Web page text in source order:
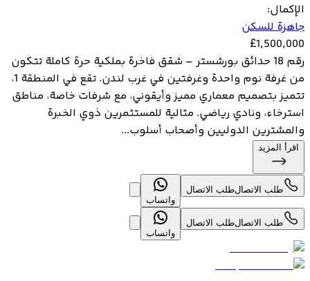
الإكمال:
جاهزة للسكن
£1,500,000
رقم 18 حدائق بورشستر – شقق فاخرة بملكية حرة كاملة تتكون
من غرفة نوم واحدة وغرفتين في غرب لندن. تقع في المنطقة 1،
تتميز بتصميم معماري مميز وأيقوني، مع شرفات خاصة، مناطق
استرخاء، ونادي رياضي. مثالية للمستثمرين ذوي الخبرة
والمشترين الدوليين وأصحاب أسلوب...
اقرأ المزيد
طلب الاتصالطلب الاتصال
واتساب
طلب الاتصالطلب الاتصال
واتساب